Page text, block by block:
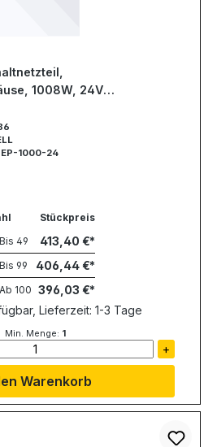
1000-24
Stückpreis
Bis 49 413,40 €
Bis 99 406,44 €
Ab 100 396,03 €
Lieferzeit: 1-3 Tage
Min. Menge: 1
+
Warenkorb